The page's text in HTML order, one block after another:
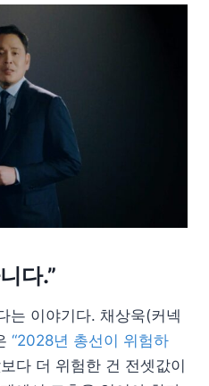
다.”
는 이야기다. 채상욱(커넥
“2028년 총선이 위험하
다 더 위험한 건 전셋값이